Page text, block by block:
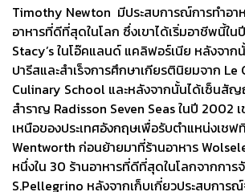
Timothy Newton มีประสบการณ์การทำอาห
อาหารที่ดีที่สุดในโลก ซึ่งเขาได้เริ่มอาชีพนี้ใน
Stacy’s ในโอ๊คแลนด์ แคลิฟอร์เนีย หลังจาก
ปารีสและสำเร็จการศึกษาเกียรตินิยมจาก
Culinary School และหลังจากนั้นได้เซ็นสั
สำราญ Radisson Seven Seas ในปี 2002
เหนือของประเทศอังกฤษเพื่อรับตำแหน่งเชฟ
Wentworth ก่อนย้ายมาที่ร้านอาหาร
หนึ่งใน 30 ร้านอาหารที่ดีที่สุดในโลกจากกา
S.Pellegrino หลังจากเก็บเกี่ยวประสบการ